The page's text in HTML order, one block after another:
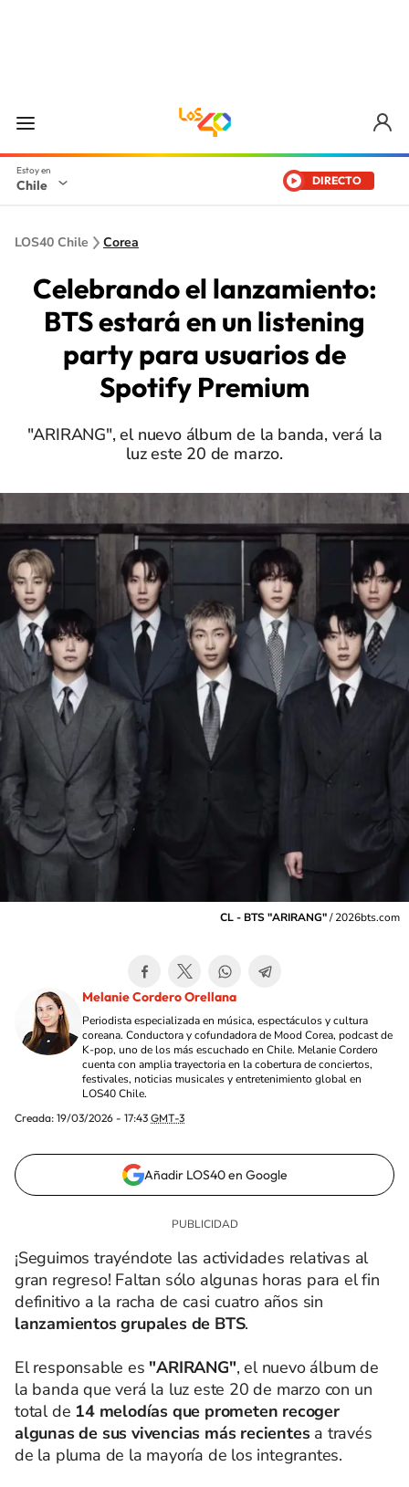
Chile DIRECTO
LOS40 Chile Corea
Celebrando el lanzamiento:
BTS estará en un listening
party para usuarios de
Spotify Premium
"ARIRANG", el nuevo álbum de la banda, verá la
luz este 20 de marzo.
CL - BTS "ARIRANG"/2026bts.com
Melanie Cordero Orellana
Periodista especializada en música, espectáculos y cultura
coreana. Conductora y cofundadora de Mood Corea, podcast de
K-pop, uno de los más escuchado en Chile. Melanie Cordero
cuenta con amplia trayectoria en la cobertura de conciertos,
festivales, noticias musicales y entretenimiento global en
LOS40 Chile.
Creada: 19/03/2026 - 17:43 GMT-3
Añadir LOS40 en Google
¡Seguimos trayéndote las actividades relativas al
gran regreso! Faltan sólo algunas horas para el fin
definitivo a la racha de casi cuatro años sin
lanzamientos grupales de BTS.
El responsable es "ARIRANG", el nuevo álbum de
la banda que verá la luz este 20 de marzo con un
total de 14 melodías que prometen recoger
algunas de sus vivencias más recientesa través
de la pluma de la mayoría de los integrantes.